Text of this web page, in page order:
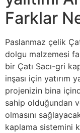
Farklar
Paslanmaz çelik
dolgu malzemesi
bir Çatı Sacı-gri
inşası için yatırım
projenizin bina
sahip olduğundan
olmasını
kaplama sistemini